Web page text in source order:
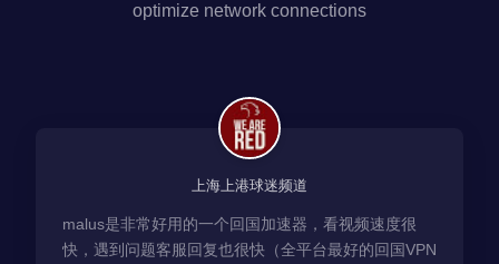
optimize network connections
上海上港球迷频道
malus是非常好用的一个回国加速器，看视频速度很
快，遇到问题客服回复也很快（全平台最好的回国VPN